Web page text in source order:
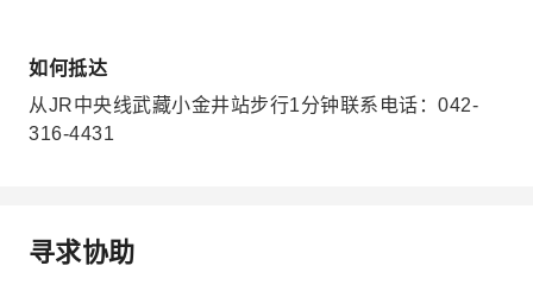
如何抵达
从JR中央线武藏小金井站步行1分钟联系电话：042-
316-4431
寻求协助